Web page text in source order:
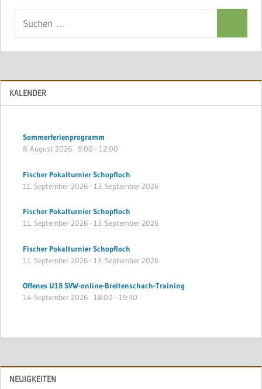
KALENDER
Sommerferienprogramm
8. August 2026 9:00 - 12:00
Fischer Pokalturnier Schopfloch
11. September 2026- 13. September 2026
Fischer Pokalturnier Schopfloch
11. September 2026- 13. September 2026
Fischer Pokalturnier Schopfloch
11. September 2026- 13. September 2026
Offenes U18 SVW-online-Breitenschach-Training
14. September 2026 18:00 - 19:30
NEUIGKEITEN